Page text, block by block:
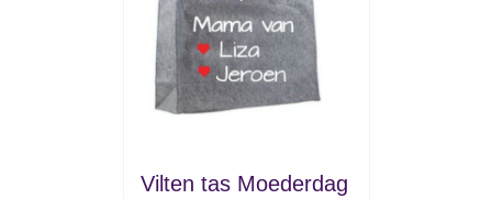
Vilten tas Moederdag